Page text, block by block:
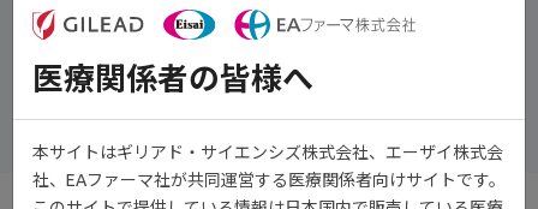
演者
富山大学医学部 第一内科 教授
加藤 将 先生
医療関係者の皆様へ
本サイトはギリアド・サイエンシズ株式会社、エーザイ株式会
社、EAファーマ社が共同運営する医療関係者向けサイトです。